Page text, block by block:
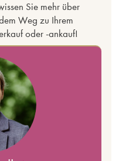
Sie mehr über
Weg zu Ihrem
oder -ankauf!